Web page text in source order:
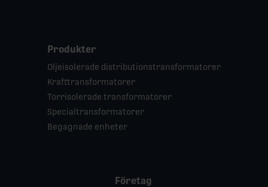
Produkter
Oljeisolerade distributionstransformatorer
Krafttransformatorer
Torrisolerade transformatorer
Specialtransformatorer
Begagnade enheter
Företag